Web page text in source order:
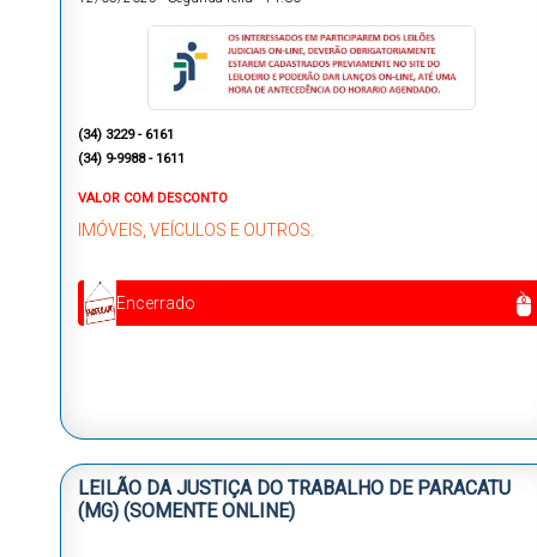
(34) 3229 - 6161
(34) 9-9988 - 1611
VALOR COM DESCONTO
IMÓVEIS, VEÍCULOS E OUTROS.
Encerrado
LEILÃO DA JUSTIÇA DO TRABALHO DE PARACATU
(MG) (SOMENTE ONLINE)